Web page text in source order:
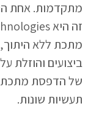
מתקדמות. אחת
מתכת ללא
ביצועים והוזלת
תעשיות שונות.